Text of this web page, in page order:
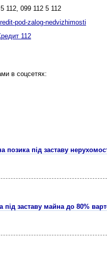
112, 099 112 5 112
pod-zalog-nedvizhimosti
112
в соцсетях:
позика під заставу
під заставу майна до 80%